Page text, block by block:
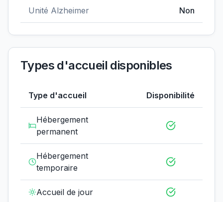
Unité Alzheimer Non
Types d'accueil disponibles
Type d'accueil Disponibilité
Hébergement
permanent
Hébergement
temporaire
Accueil de jour